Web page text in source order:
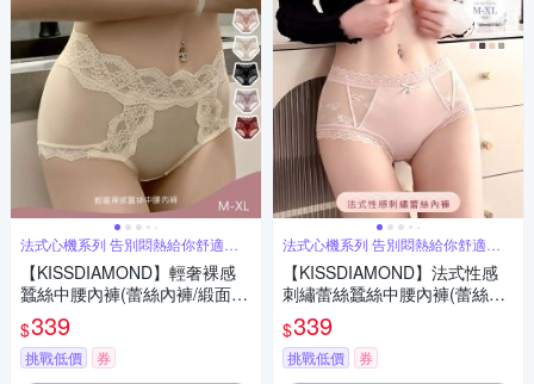
法式心機系列 告別悶熱給你舒適行
動力
【KISSDIAMOND】輕奢裸感
蠶絲中腰內褲(蕾絲內褲/緞面/M
-XL/KDW-753)
$339
挑戰低價 券
法式心機系列 告別悶熱給你舒適行
動力
【KISSDIAMOND】法式性感
刺繡蕾絲蠶絲中腰內褲(蕾絲內
褲/緞面/網紗/M-XL/KDW-3702)
$339
挑戰低價 券